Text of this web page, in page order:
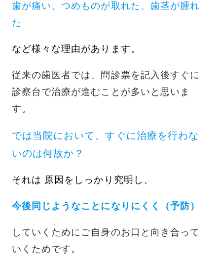
歯が痛い、つめものが取れた、歯茎が腫れ
た
など様々な理由があります。
従来の歯医者では、問診票を記入後すぐに
診察台で治療が進むことが多いと思いま
す。
では当院において、すぐに治療を行わな
いのは何故か？
それは 原因をしっかり究明し、
今後同じようなことになりにくく（予防）
していくためにご自身のお口と向き合って
いくためです。